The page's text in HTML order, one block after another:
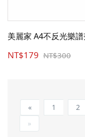
美麗家 A4不反光樂
NT$179 NT$300
« 1 2
»